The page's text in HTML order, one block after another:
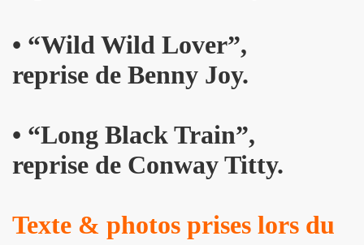
• “Wild Wild Lover”,
reprise de Benny Joy.
• “Long Black Train”,
reprise de Conway Titty.
Texte & photos prises lors du
du 23 au 25 octobre 2015 a Biarritz.
intimiste à paraître en 2016.
???" et "Psycho Tropical Berlin") le 5 juillet 2015 au
l'amour" (2015) : chronique detaillee.
le 3 avril 2015 a LA BOULE NOIRE (Paris) : compte